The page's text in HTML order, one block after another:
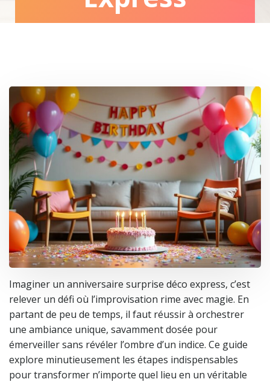
Imaginer un anniversaire surprise déco express, c’est
relever un défi où l’improvisation rime avec magie. En
partant de peu de temps, il faut réussir à orchestrer
une ambiance unique, savamment dosée pour
émerveiller sans révéler l’ombre d’un indice. Ce guide
explore minutieusement les étapes indispensables
pour transformer n’importe quel lieu en un véritable